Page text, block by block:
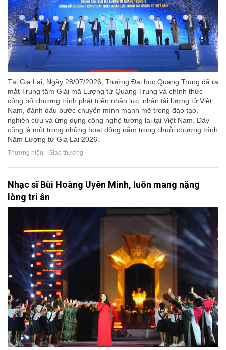
Tại Gia Lai, Ngày 28/07/2026, Trường Đại học Quang Trung đã ra
mắt Trung tâm Giải mã Lượng tử Quang Trung và chính thức
công bố chương trình phát triển nhân lực, nhân tài lượng tử Việt
Nam, đánh dấu bước chuyển mình mạnh mẽ trong đào tạo,
nghiên cứu và ứng dụng công nghệ tương lai tại Việt Nam. Đây
cũng là một trong những hoạt động nằm trong chuỗi chương trình
Năm Lượng tử Gia Lai 2026.
Thương hiệu - Giao thương
Nhạc sĩ Bùi Hoàng Uyên Minh, luôn mang nặng
lòng tri ân